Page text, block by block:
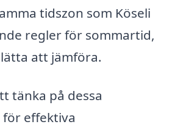
tidszon som Köseli
regler för sommartid,
att jämföra.
tänka på dessa
effektiva